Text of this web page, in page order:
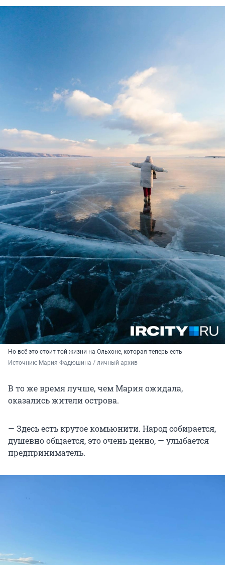
Но всё это стоит той жизни на Ольхоне, которая теперь есть
Источник: Мария Фадюшина / личный архив
В то же время лучше, чем Мария ожидала,
оказались жители острова.
— Здесь есть крутое комьюнити. Народ собирается,
душевно общается, это очень ценно, — улыбается
предприниматель.